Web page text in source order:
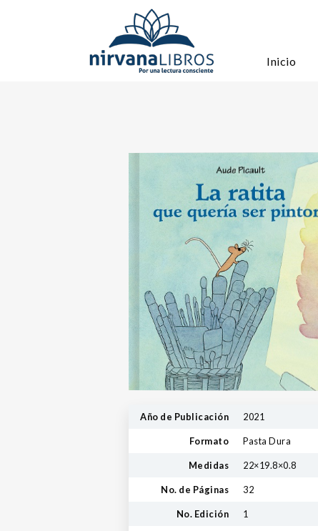
Inicio
Año de Publicación 2021
Formato Pasta Dura
Medidas 22×19.8×0.8
No. de Páginas 32
No. Edición 1